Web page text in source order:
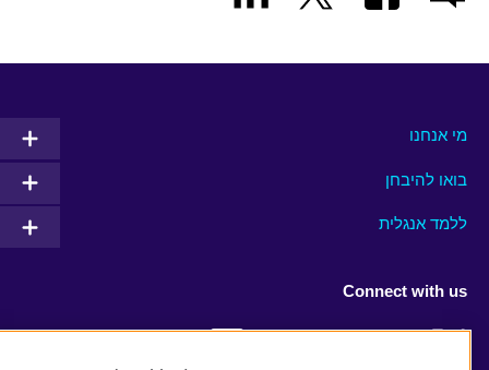
מי אנחנו
בואו להיבחן
ללמד אנגלית
Connect with us